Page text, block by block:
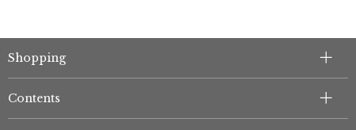
Shopping
Contents